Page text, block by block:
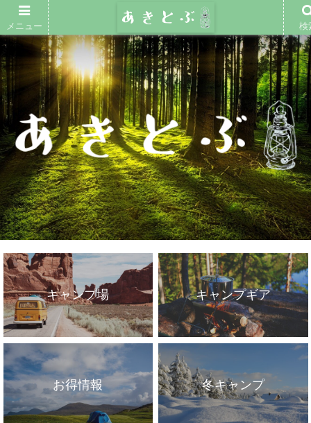
キャンプ場 キャンプギア
お得情報 冬キャンプ
メニュー 検